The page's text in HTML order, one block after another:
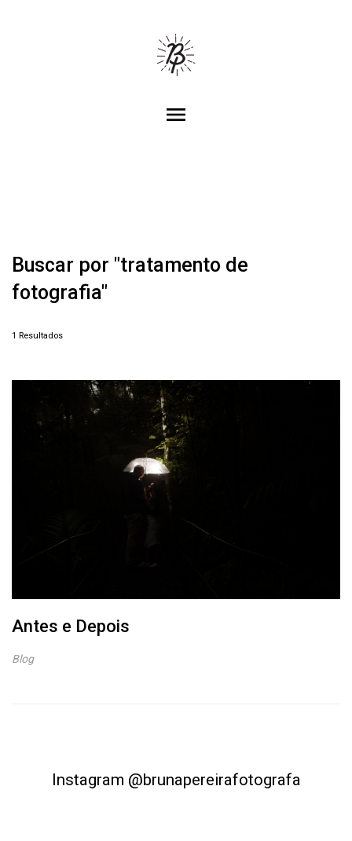
menu
Buscar por "tratamento de
fotografia"
1 Resultados
Antes e Depois
Blog
Instagram @brunapereirafotografa